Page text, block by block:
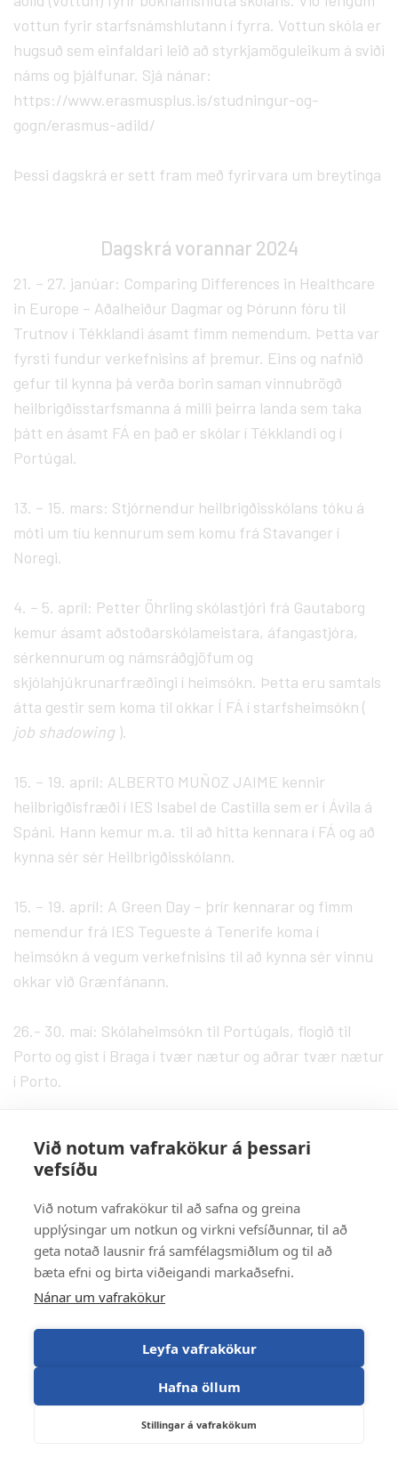
Við notum vafrakökur á þessari
vefsíðu
Við notum vafrakökur til að safna og greina
upplýsingar um notkun og virkni vefsíðunnar, til að
geta notað lausnir frá samfélagsmiðlum og til að
bæta efni og birta viðeigandi markaðsefni.
Nánar um vafrakökur
Leyfa vafrakökur
Hafna öllum
Stillingar á vafrakökum
vottun fyrir starfsnámshlutann í fyrra. Vottun skóla er
hugsuð sem einfaldari leið að styrkjamöguleikum á sviði
náms og þjálfunar. Sjá nánar:
https://www.erasmusplus.is/studningur-og-
gogn/erasmus-adild/
Þessi dagskrá er sett fram með fyrirvara um breytinga
Dagskrá vorannar 2024
21. – 27. janúar: Comparing Differences in Healthcare
in Europe – Aðalheiður Dagmar og Þórunn fóru til
Trutnov í Tékklandi ásamt fimm nemendum. Þetta var
fyrsti fundur verkefnisins af þremur. Eins og nafnið
gefur til kynna þá verða borin saman vinnubrögð
heilbrigðisstarfsmanna á milli þeirra landa sem taka
þátt en ásamt FÁ en það er skólar í Tékklandi og í
Portúgal.
13. – 15. mars: Stjórnendur heilbrigðisskólans tóku á
móti um tíu kennurum sem komu frá Stavanger í
Noregi.
4. – 5. apríl: Petter Öhrling skólastjóri frá Gautaborg
kemur ásamt aðstoðarskólameistara, áfangastjóra,
sérkennurum og námsráðgjöfum og
skjólahjúkrunarfræðingi í heimsókn. Þetta eru samtals
átta gestir sem koma til okkar Í FÁ í starfsheimsókn (
job shadowing ).
15. – 19. apríl: ALBERTO MUÑOZ JAIME kennir
heilbrigðisfræði í IES Isabel de Castilla sem er í Ávila á
Spáni. Hann kemur m.a. til að hitta kennara í FÁ og að
kynna sér sér Heilbrigðisskólann.
15. – 19. apríl: A Green Day – þrír kennarar og fimm
nemendur frá IES Tegueste á Tenerife koma í
heimsókn á vegum verkefnisins til að kynna sér vinnu
okkar við Grænfánann.
26.- 30. maí: Skólaheimsókn til Portúgals, flogið til
Porto og gist í Braga í tvær nætur og aðrar tvær nætur
í Porto.
bókasafnsfræðingum.
Síðast uppfært: 16. apríl 2026